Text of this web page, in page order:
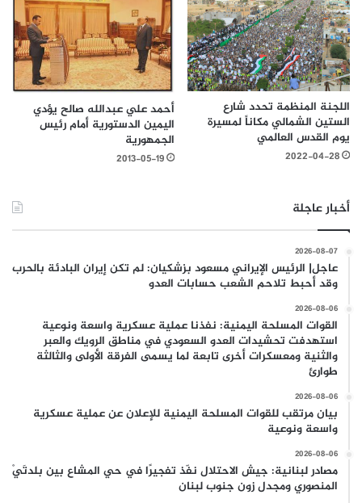
اللجنة المنظمة تحدد شارع
الستين الشمالي مكاناً لمسيرة
يوم القدس العالمي
2022-04-28
أحمد علي عبدالله صالح يؤدي
اليمين الدستورية أمام رئيس
الجمهورية
2013-05-19
أخبار عاجلة
2026-08-07
عاجل| الرئيس الإيراني مسعود بزشكيان: لم تكن إيران البادئة بالحرب
وقد أحبط تلاحم الشعب حسابات العدو
2026-08-06
القوات المسلحة اليمنية: نفذنا عملية عسكرية واسعة ونوعية
استهدفت تحشيدات العدو السعودي في مناطق الرويك والعبر
والثنية ومعسكرات أخرى تابعة لما يسمى الفرقة الأولى والثالثة
طوارئ
2026-08-06
بيان مرتقب للقوات المسلحة اليمنية للإعلان عن عملية عسكرية
واسعة ونوعية
2026-08-06
مصادر لبنانية: جيش الاحتلال نفّذ تفجيرًا في حي المشاع بين بلدتَيْ
المنصوري ومجدل زون جنوب لبنان